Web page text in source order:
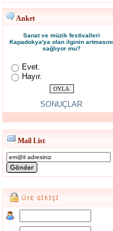
Anket
Sanat ve müzik festivalleri
Kapadokya'ya olan ilginin artmasını
sağlıyor mu?
Evet.
Hayır.
SONUÇLAR
Mail List